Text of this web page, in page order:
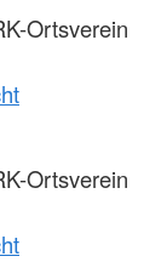
Ortsverein
Ortsverein